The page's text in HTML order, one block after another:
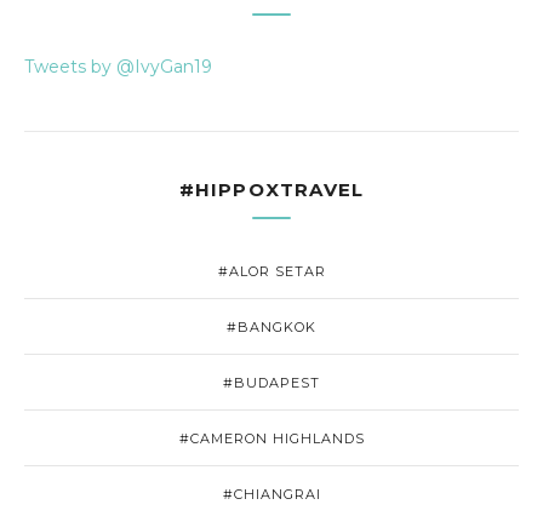
Tweets by @IvyGan19
#HIPPOXTRAVEL
#ALOR SETAR
#BANGKOK
#BUDAPEST
#CAMERON HIGHLANDS
#CHIANGRAI